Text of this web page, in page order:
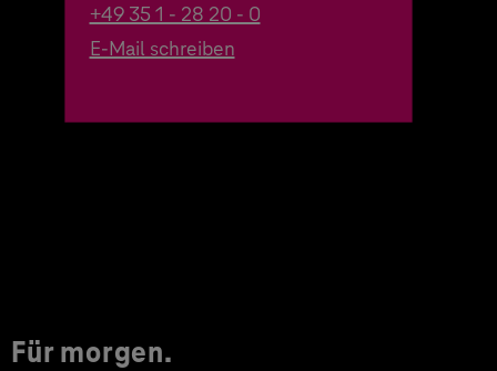
+49 35 1 - 28 20 - 0
E-Mail schreiben
Für morgen.